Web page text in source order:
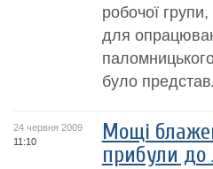
робочої
для
було
24 червня 2009
11:10
Мощі
прибули до